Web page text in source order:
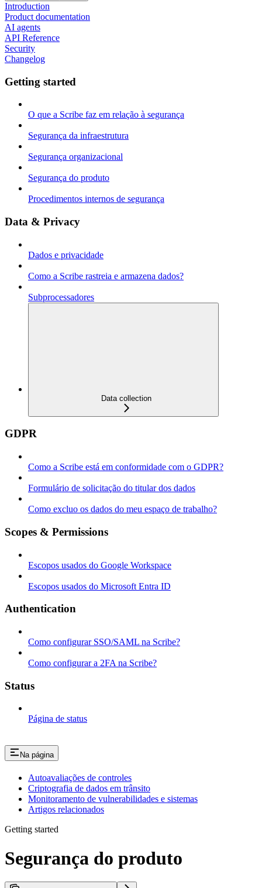
Introduction
Product documentation
AI agents
API Reference
Security
Changelog
Getting started
O que a Scribe faz em relação à segurança
Segurança da infraestrutura
Segurança organizacional
Segurança do produto
Procedimentos internos de segurança
Data & Privacy
Dados e privacidade
Como a Scribe rastreia e armazena dados?
Subprocessadores
Data collection
GDPR
Como a Scribe está em conformidade com o GDPR?
Formulário de solicitação do titular dos dados
Como excluo os dados do meu espaço de trabalho?
Scopes & Permissions
Escopos usados do Google Workspace
Escopos usados do Microsoft Entra ID
Authentication
Como configurar SSO/SAML na Scribe?
Como configurar a 2FA na Scribe?
Status
Página de status
Na página
Autoavaliações de controles
Criptografia de dados em trânsito
Monitoramento de vulnerabilidades e sistemas
Artigos relacionados
Getting started
Segurança do produto